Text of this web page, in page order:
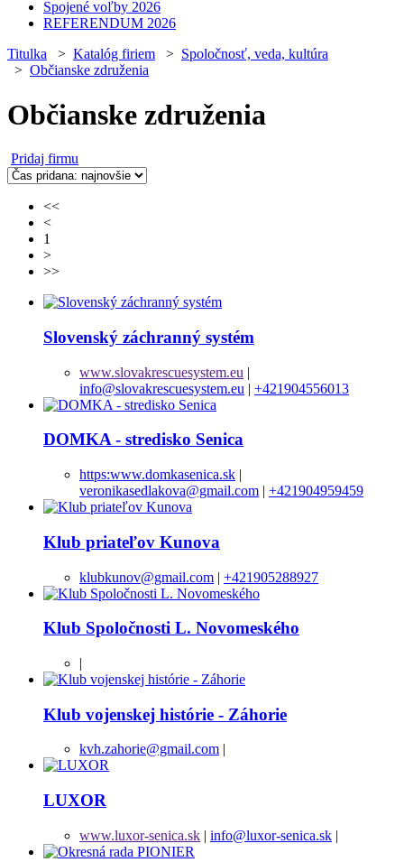
Spojené voľby 2026
REFERENDUM 2026
Titulka > Katalóg firiem > Spoločnosť, veda, kultúra
> Občianske združenia
Občianske združenia
Pridaj firmu
<<
<
1
>
>>
Slovenský záchranný systém
www.slovakrescuesystem.eu |
info@slovakrescuesystem.eu | +421904556013
DOMKA - stredisko Senica
https:www.domkasenica.sk |
veronikasedlakova@gmail.com | +421904959459
Klub priateľov Kunova
klubkunov@gmail.com | +421905288927
Klub Spoločnosti L. Novomeského
|
Klub vojenskej histórie - Záhorie
kvh.zahorie@gmail.com |
LUXOR
www.luxor-senica.sk | info@luxor-senica.sk |